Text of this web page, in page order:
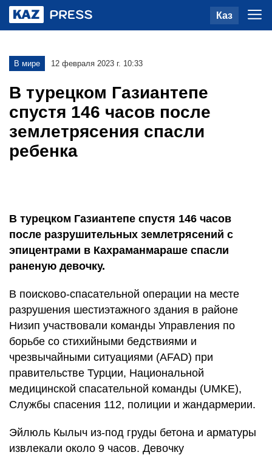
Каз
В мире 12 февраля 2023 г. 10:33
В турецком Газиантепе
спустя 146 часов после
землетрясения спасли
ребенка
В турецком Газиантепе спустя 146 часов
после разрушительных землетрясений с
эпицентрами в Кахраманмараше спасли
раненую девочку.
В поисково-спасательной операции на месте
разрушения шестиэтажного здания в районе
Низип участвовали команды Управления по
борьбе со стихийными бедствиями и
чрезвычайными ситуациями (AFAD) при
правительстве Турции, Национальной
медицинской спасательной команды (UMKE),
Службы спасения 112, полиции и жандармерии.
Эйлюль Кылыч из-под груды бетона и арматуры
извлекали около 9 часов. Девочку